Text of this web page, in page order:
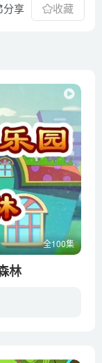
分享 收藏
全100集
林